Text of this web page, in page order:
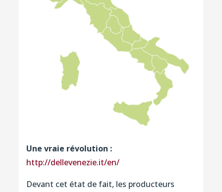
Une vraie révolution :
http://dellevenezie.it/en/
Devant cet état de fait, les producteurs